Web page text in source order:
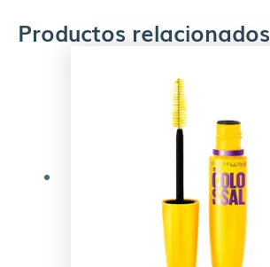
Productos relacionados